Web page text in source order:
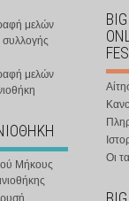
μελών
συλλογής
μελών
Μήκους
Οι